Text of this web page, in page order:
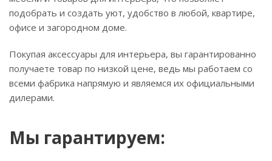
подобрать и создать уют, удобство в любой, квартире,
офисе и загородном доме.
Покупая аксессуары для интерьера, вы гарантированно
получаете товар по низкой цене, ведь мы работаем со
всеми фабрика напрямую и являемся их официальными
дилерами.
Мы гарантируем: